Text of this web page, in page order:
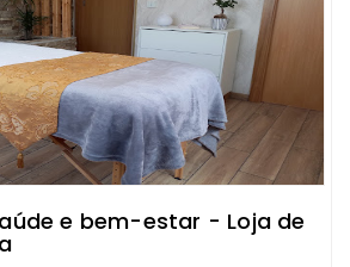
e bem-estar - Loja de